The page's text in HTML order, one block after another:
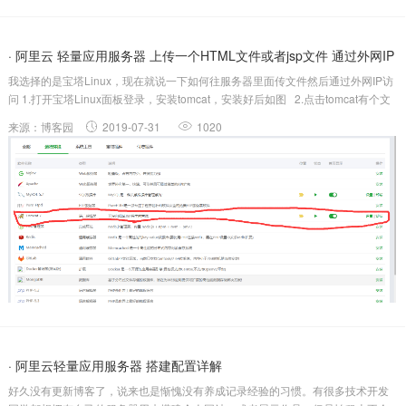
· 阿里云 轻量应用服务器 上传一个HTML文件或者jsp文件 通过外网IP
访问
我选择的是宝塔Linux，现在就说一下如何往服务器里面传文件然后通过外网IP访
问 1.打开宝塔Linux面板登录，安装tomcat，安装好后如图 2.点击tomcat有个文
认...
来源：博客园 2019-07-31 1020
· 阿里云轻量应用服务器 搭建配置详解
好久没有更新博客了，说来也是惭愧没有养成记录经验的习惯。有很多技术开发